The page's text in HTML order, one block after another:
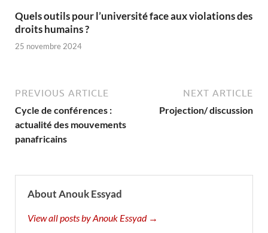
Quels outils pour l’université face aux violations des
droits humains ?
25 novembre 2024
PREVIOUS ARTICLE
Cycle de conférences :
actualité des mouvements
panafricains
NEXT ARTICLE
Projection/ discussion
About Anouk Essyad
View all posts by Anouk Essyad →